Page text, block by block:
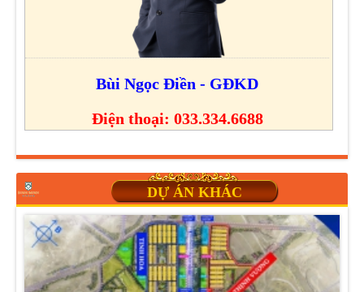
Bùi Ngọc Điền - GĐKD
Điện thoại: 033.334.6688
DỰ ÁN KHÁC